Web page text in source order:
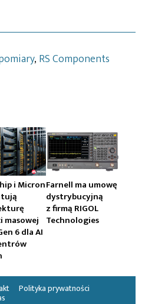
, RS Components
i Micron
masowej
6 dla AI
Farnell ma umowę
dystrybucyjną
z firmą RIGOL
Technologies
Polityka prywatności